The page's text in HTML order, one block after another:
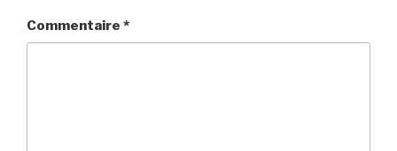
Commentaire *